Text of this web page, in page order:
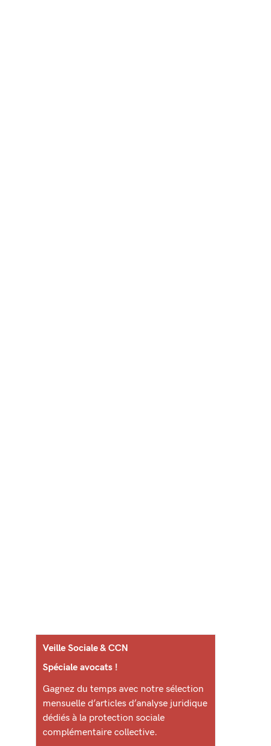
Veille Sociale & CCN
Spéciale avocats !
Gagnez du temps avec notre sélection
mensuelle d’articles d’analyse juridique
dédiés à la protection sociale
complémentaire collective.